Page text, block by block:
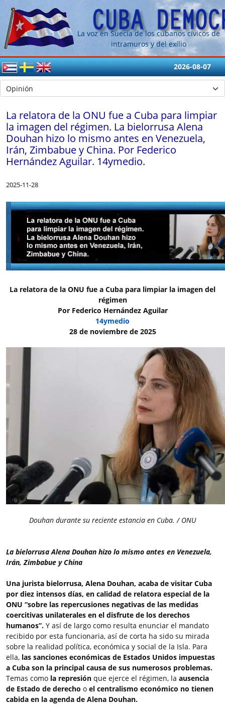
La voz en Suecia de los cubanos cívicos de
intramuros y del exílio
2026-08-07
La relatora de la ONU fue a Cuba para limpiar
la imagen del régimen. La bielorrusa Alena
Douhan hizo lo mismo antes en Venezuela,
Irán, Zimbabue y China. Por Federico
Hernández Aguilar. 14ymedio.
2025-11-28
La relatora de la ONU fue a Cuba para limpiar la imagen del
régimen
Por Federico Hernández Aguilar
14ymedio
28 de noviembre de 2025
Douhan durante su reciente estancia en Cuba. / ONU
La bielorrusa Alena Douhan hizo lo mismo antes en Venezuela,
Irán, Zimbabue y China
Una jurista bielorrusa, Alena Douhan, acaba de visitar Cuba
por diez intensos días, en calidad de relatora especial de la
ONU “sobre las repercusiones negativas de las medidas
coercitivas unilaterales en el disfrute de los derechos
humanos”. Y así de largo como resulta enunciar el mandato
recibido por esta funcionaria, así de corta ha sido su mirada
sobre la realidad política, económica y social de la Isla. Para
ella, las sanciones económicas de Estados Unidos impuestas
a Cuba son la principal causa de sus numerosos problemas.
Temas como la represión que ejerce el régimen, la ausencia
de Estado de derecho o el centralismo económico no tienen
cabida en la agenda de Alena Douhan.